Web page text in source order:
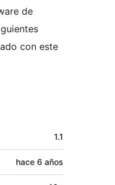
de
con este
1.1
hace 6 años